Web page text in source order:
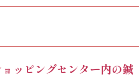
無に関わらず、24時間相当分/月（
ッピングセンター内の鍼